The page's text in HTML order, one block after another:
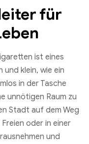
für
ist eines
klein, wie ein
in der Tasche
unnötigen Raum zu
Stadt auf dem Weg
oder in einer
und